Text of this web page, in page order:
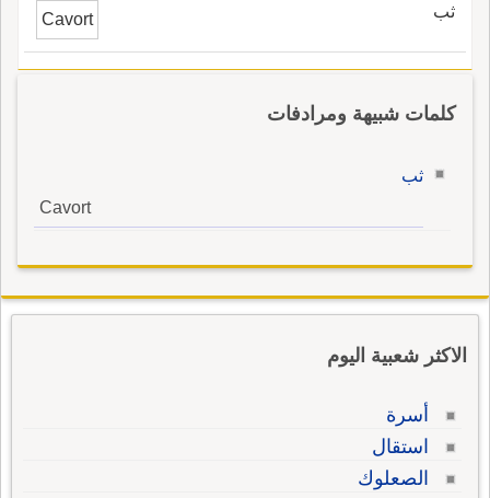
ثب Cavort
كلمات شبيهة ومرادفات
ثب
Cavort
الاكثر شعبية اليوم
أسرة
استقال
الصعلوك